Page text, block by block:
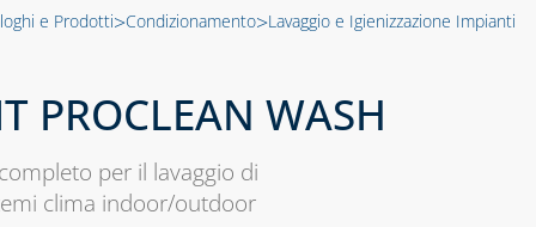
e Prodotti>Condizionamento>Lavaggio e Igienizzazione Impianti
PROCLEAN WASH
per il lavaggio di
clima indoor/outdoor